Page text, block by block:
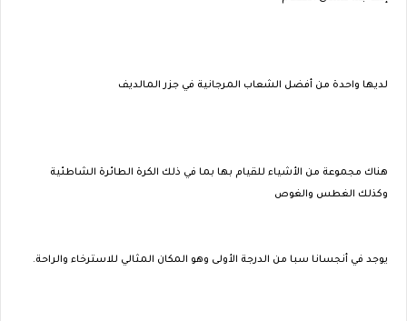
لديها واحدة من أفضل الشعاب المرجانية في جزر المالديف
هناك مجموعة من الأشياء للقيام بها بما في ذلك الكرة الطائرة الشاطئية
وكذلك الغطس والغوص
يوجد في أنجسانا سبا من الدرجة الأولى وهو المكان المثالي للاسترخاء والراحة.